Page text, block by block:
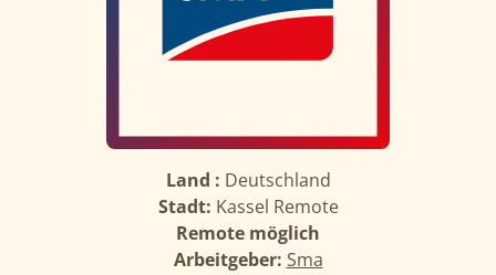
Land : Deutschland
Stadt: Kassel Remote
Remote möglich
Arbeitgeber: Sma